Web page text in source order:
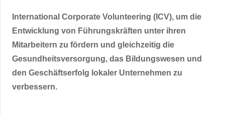
International Corporate Volunteering (ICV), um die
Entwicklung von Führungskräften unter ihren
Mitarbeitern zu fördern und gleichzeitig die
Gesundheitsversorgung, das Bildungswesen und
den Geschäftserfolg lokaler Unternehmen zu
verbessern.